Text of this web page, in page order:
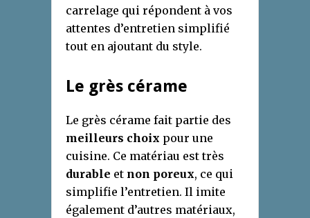
carrelage qui répondent à vos
attentes d’entretien simplifié
tout en ajoutant du style.
Le grès cérame
Le grès cérame fait partie des
meilleurs choix pour une
cuisine. Ce matériau est très
durable et non poreux, ce qui
simplifie l’entretien. Il imite
également d’autres matériaux,